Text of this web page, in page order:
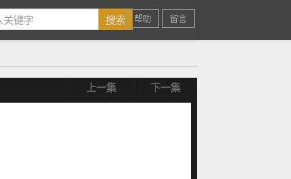
帮助 留言
上一集 下一集